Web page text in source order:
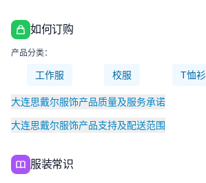
如何订购
产品分类：
工作服 校服 T恤衫
大连思戴尔服饰产品质量及服务承诺
大连思戴尔服饰产品支持及配送范围
服装常识